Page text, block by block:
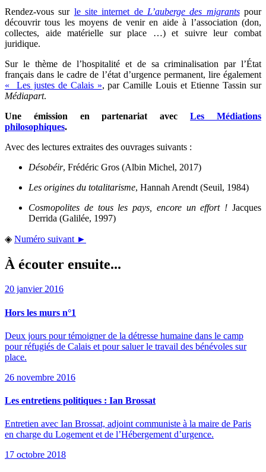
Rendez-vous sur le site internet de L’auberge des migrantspour
découvrir tous les moyens de venir en aide à l’association (don,
collectes, aide matérielle sur place …) et suivre leur combat
juridique.
Sur le thème de l’hospitalité et de sa criminalisation par l’État
français dans le cadre de l’état d’urgence permanent, lire également
« Les justes de Calais », par Camille Louis et Etienne Tassin sur
Médiapart.
Une émission en partenariat avecLes Médiations
philosophiques.
Avec des lectures extraites des ouvrages suivants :
Désobéir, Frédéric Gros (Albin Michel, 2017)
Les origines du totalitarisme, Hannah Arendt (Seuil, 1984)
Cosmopolites de tous les pays, encore un effort ! Jacques
Derrida (Galilée, 1997)
◈ Numéro suivant ►
À écouter ensuite...
20 janvier 2016
Hors les murs n°1
Deux jours pour témoigner de la détresse humaine dans le camp
pour réfugiés de Calais et pour saluer le travail des bénévoles sur
place.
26 novembre 2016
Les entretiens politiques : Ian Brossat
Entretien avec Ian Brossat, adjoint communiste à la maire de Paris
en charge du Logement et de l’Hébergement d’urgence.
17 octobre 2018